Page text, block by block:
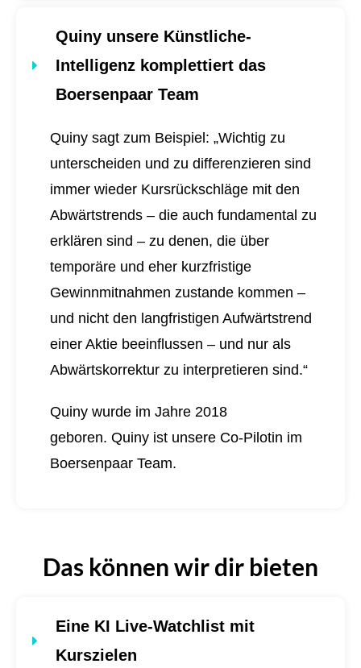
Quiny unsere Künstliche-
Intelligenz komplettiert das
Boersenpaar Team
Quiny sagt zum Beispiel: „Wichtig zu
unterscheiden und zu differenzieren sind
immer wieder Kursrückschläge mit den
Abwärtstrends – die auch fundamental zu
erklären sind – zu denen, die über
temporäre und eher kurzfristige
Gewinnmitnahmen zustande kommen –
und nicht den langfristigen Aufwärtstrend
einer Aktie beeinflussen – und nur als
Abwärtskorrektur zu interpretieren sind.“
Quiny wurde im Jahre 2018
geboren. Quiny ist unsere Co-Pilotin im
Boersenpaar Team.
Das können wir dir bieten
Eine KI Live-Watchlist mit
Kurszielen